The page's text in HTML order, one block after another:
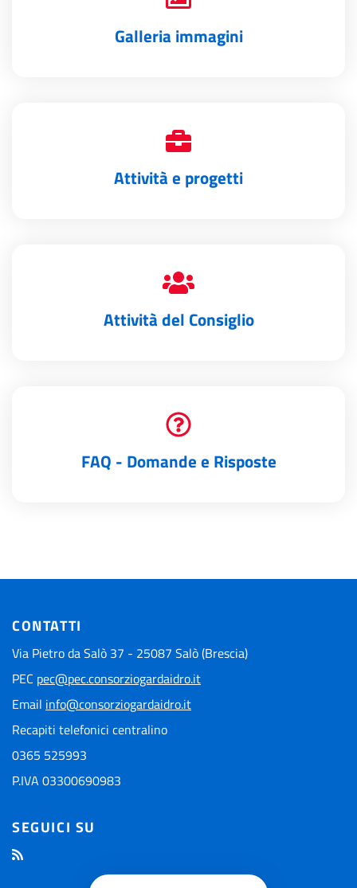
Galleria immagini
Attività e progetti
Attività del Consiglio
FAQ - Domande e Risposte
CONTATTI
Via Pietro da Salò 37 - 25087 Salò (Brescia)
PEC pec@pec.consorziogardaidro.it
Email info@consorziogardaidro.it
Recapiti telefonici centralino
0365 525993
P.IVA 03300690983
SEGUICI SU